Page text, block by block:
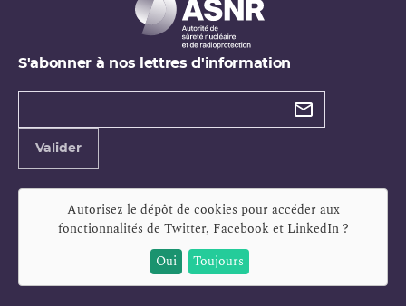
S'abonner à nos lettres d'information
Types de
Valider
Autorisez le dépôt de cookies pour accéder aux
fonctionnalités de Twitter, Facebook et LinkedIn?
Oui
Toujours